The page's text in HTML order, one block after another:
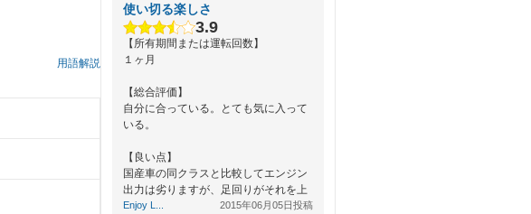
用語解説
使い切る楽しさ
3.9
【所有期間または運転回数】
１ヶ月
【総合評価】
自分に合っている。とても気に入って
いる。
【良い点】
国産車の同クラスと比較してエンジン
出力は劣りますが、足回りがそれを上
回っているため、マニュアルミッショ
Enjoy L... 2015年06月05日投稿